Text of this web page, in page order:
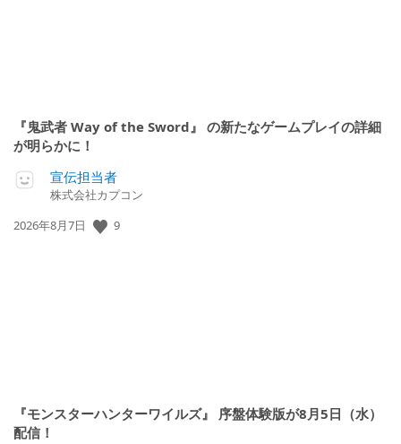
『鬼武者 Way of the Sword』 の新たなゲームプレイの詳細
が明らかに！
宣伝担当者
株式会社カプコン
公
2026年8月7日 9
『モンスターハンターワイルズ』 序盤体験版が8月5日（水）
配信！